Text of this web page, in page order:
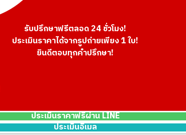
รับปรึกษาฟรีตลอด 24 ชั่วโมง!
ประเมินราคาได้จากรูปถ่ายเพียง 1 ใบ!
ยินดีตอบทุกคำปรึกษา!
ประเมินราคาฟรีผ่าน LINE
ประเมินอีเมล